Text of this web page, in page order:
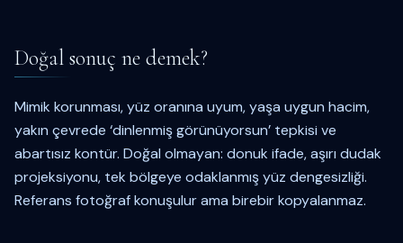
Doğal sonuç ne demek?
Mimik korunması, yüz oranına uyum, yaşa uygun hacim,
yakın çevrede ‘dinlenmiş görünüyorsun’ tepkisi ve
abartısız kontür. Doğal olmayan: donuk ifade, aşırı dudak
projeksiyonu, tek bölgeye odaklanmış yüz dengesizliği.
Referans fotoğraf konuşulur ama birebir kopyalanmaz.